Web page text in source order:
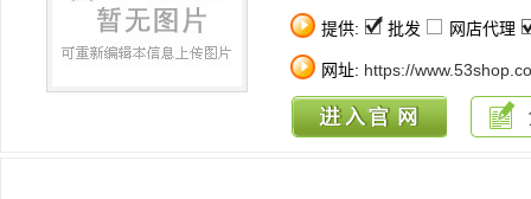
提供: 批发 网店代理
网址: https://